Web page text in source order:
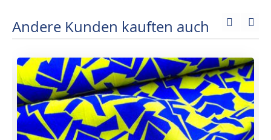
Andere Kunden kauften auch